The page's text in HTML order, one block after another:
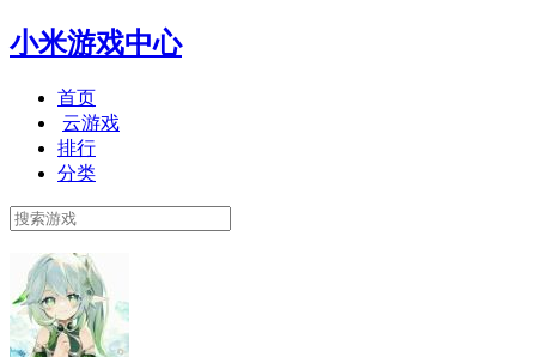
小米游戏中心
首页
云游戏
排行
分类